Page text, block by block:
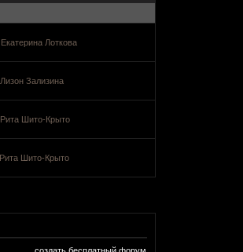
Екатерина Лоткова
Лизон Зализина
Рита Шито-Крыто
Рита Шито-Крыто
создать бесплатный форум